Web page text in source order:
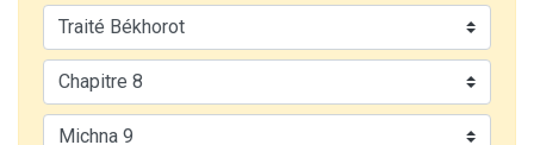
Il reste 49 places pour étudier en groupe sur Zoom
3 personnes viennent de nous rejoindre sur WhatsApp
2 personnes viennent de nous rejoindre sur WhatsApp
2 nouvelles musiques dans Torah-Box Music